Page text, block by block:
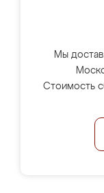
Мы
Стоимость